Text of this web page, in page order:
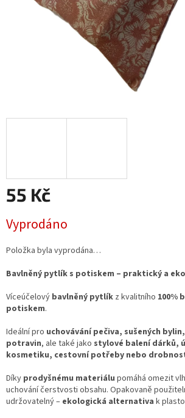
55 Kč
cena:
Vyprodáno
Položka byla vyprodána…
Bavlněný pytlík s potiskem – praktický a
Víceúčelový bavlněný pytlík z kvalitního 100%
potiskem.
Ideální pro uchovávání pečiva, sušených
potravin, ale také jako stylové balení dárků,
kosmetiku, cestovní potřeby nebo
Díky prodyšnému materiálu pomáhá omezit
uchování čerstvosti obsahu. Opakovaně
udržovatelný – ekologická alternativa k